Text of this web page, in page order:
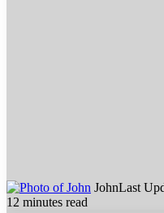
JohnLast
12 minutes read